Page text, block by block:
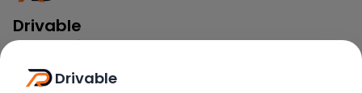
Drivable
Rent A Feeling
Nützliche Links
Drivable